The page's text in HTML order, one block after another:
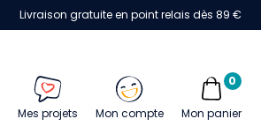
Livraison gratuite en point relais dès 89 €
Mes projets Mon compte Mon panier
0